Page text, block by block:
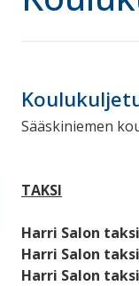
Sääskiniemen
TAKSI
Harri Salon
Harri Salon taksi
Harri Salon taksi